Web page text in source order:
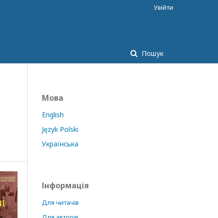
Пошук
Увійти
Мова
English
Język Polski
Українська
Інформація
Для читачів